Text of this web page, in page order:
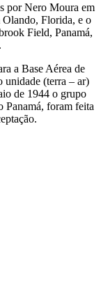
por Nero Moura em
Olando, Florida, e o
Field, Panamá,
a Base Aérea de
unidade (terra – ar)
de 1944 o grupo
Panamá, foram feita